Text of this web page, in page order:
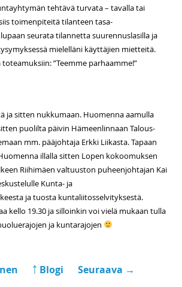
tehtävä turvata – tavalla tai
toimenpiteitä tilanteen tasa-
seurata tilannetta suurennuslasilla ja
mielelläni käyttäjien mietteitä.
”Teemme parhaamme!”
ja sitten nukkumaan. Huomenna aamulla
puolilta päivin Hämeenlinnaan Talous-
mm. pääjohtaja Erkki Liikasta. Tapaan
illalla sitten Lopen kokoomuksen
Riihimäen valtuuston puheenjohtajan Kai
Kunta- ja
ja tuosta kuntaliitosselvityksestä.
kello 19.30 ja silloinkin voi vielä mukaan tulla
ja kuntarajojen
￪ Blogi Seuraava →